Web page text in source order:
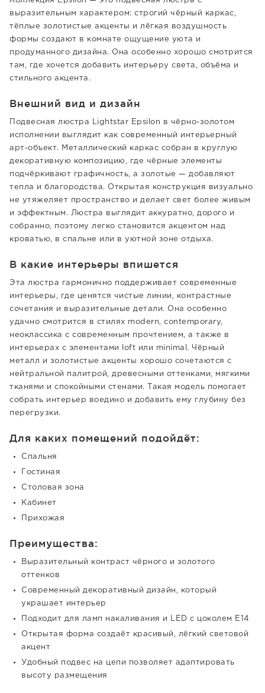
выразительным характером: строгий чёрный каркас,
тёплые золотистые акценты и лёгкая воздушность
формы создают в комнате ощущение уюта и
продуманного дизайна. Она особенно хорошо смотрится
там, где хочется добавить интерьеру света, объёма и
стильного акцента.
Внешний вид и дизайн
Подвесная люстра Lightstar Epsilon в чёрно-золотом
исполнении выглядит как современный интерьерный
арт-объект. Металлический каркас собран в круглую
декоративную композицию, где чёрные элементы
подчёркивают графичность, а золотые — добавляют
тепла и благородства. Открытая конструкция визуально
не утяжеляет пространство и делает свет более живым
и эффектным. Люстра выглядит аккуратно, дорого и
собранно, поэтому легко становится акцентом над
кроватью, в спальне или в уютной зоне отдыха.
В какие интерьеры впишется
Эта люстра гармонично поддерживает современные
интерьеры, где ценятся чистые линии, контрастные
сочетания и выразительные детали. Она особенно
удачно смотрится в стилях modern, contemporary,
неоклассика с современным прочтением, а также в
интерьерах с элементами loft или minimal. Чёрный
металл и золотистые акценты хорошо сочетаются с
нейтральной палитрой, древесными оттенками, мягкими
тканями и спокойными стенами. Такая модель помогает
собрать интерьер воедино и добавить ему глубину без
перегрузки.
Для каких помещений подойдёт:
Спальня
Гостиная
Столовая зона
Кабинет
Прихожая
Преимущества:
Выразительный контраст чёрного и золотого
оттенков
Современный декоративный дизайн, который
украшает интерьер
Подходит для ламп накаливания и LED с цоколем E14
Открытая форма создаёт красивый, лёгкий световой
акцент
Удобный подвес на цепи позволяет адаптировать
высоту размещения